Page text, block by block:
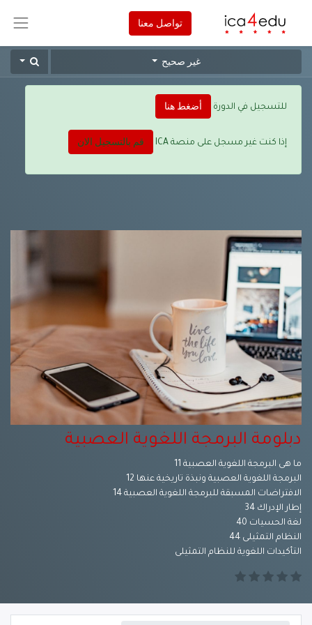
تواصل معنا
للتسجيل في الدورة أضغط هنا
إذا كنت غير مسجل على منصة ICA قم بالتسجيل الان
غير صحيح
دبلومة البرمجة اللغوية العصبية
ما هى البرمجة اللغوية العصبية 11
البرمجة اللغوية العصبية ونبذة تاريخية عنها 12
الافتراضات المسبقة للبرمجة اللغوية العصبية 14
إطار الإدراك 34
لغة الحسيات 40
النظام التمثيلى 44
التأكيدات اللغوية للنظام التمثيلى